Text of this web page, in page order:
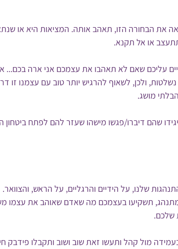
את הבחורה הזו, תאהב אותה. המציאות היא או
או אל תקנא.
עליכם שאם לא תאהבו את עצמכם אני ארה בכם...
ולכן, לשאוף להרגיש יותר טוב עם עצמנו זו
מושג.
שהם דיברו/פגשו מישהו שעזר להם לפתח ביטחון
שלנו, על הידיים והרגליים, על הראש, והצוואר.
תשקיעו בעצמכם מה שאדם שאוהב את עצמו
שלכם.
מול קהל ותעשו זאת שוב ושוב ותקבלו פידבק